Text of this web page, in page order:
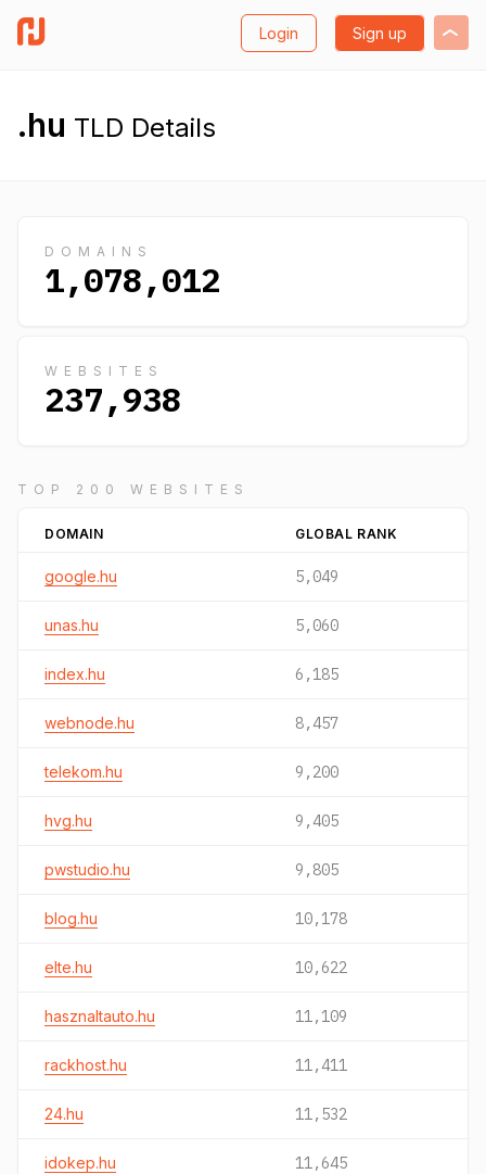
Login Sign up
.hu TLD Details
DOMAINS
1,078,012
WEBSITES
237,938
TOP 200 WEBSITES
DOMAIN GLOBAL RANK
google.hu 5,049
unas.hu 5,060
index.hu 6,185
webnode.hu 8,457
telekom.hu 9,200
hvg.hu 9,405
pwstudio.hu 9,805
blog.hu 10,178
elte.hu 10,622
hasznaltauto.hu 11,109
rackhost.hu 11,411
24.hu 11,532
idokep.hu 11,645